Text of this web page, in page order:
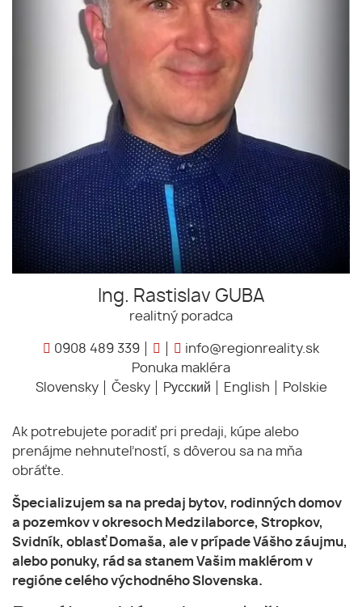
Ing. Rastislav GUBA
realitný poradca
0908 489 339
info@regionreality.sk
Ponuka makléra
Slovensky
Česky Pусский English Polskie
Ak potrebujete poradiť pri predaji, kúpe alebo
prenájme nehnuteľností, s dôverou sa na mňa
obráťte.
Špecializujem sa na predaj bytov, rodinných domov
a pozemkov v okresoch Medzilaborce, Stropkov,
Svidník, oblasť Domaša, ale v prípade Vášho záujmu,
alebo ponuky, rád sa stanem Vašim maklérom v
regióne celého východného Slovenska.